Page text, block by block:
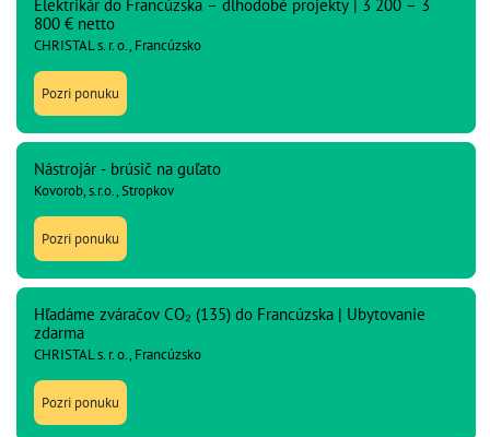
Elektrikár do Francúzska – dlhodobé projekty | 3 200 – 3
800 € netto
CHRISTAL s. r. o., Francúzsko
Pozri ponuku
Nástrojár - brúsič na guľato
Kovorob, s.r.o., Stropkov
Pozri ponuku
Hľadáme zváračov CO₂ (135) do Francúzska | Ubytovanie
zdarma
CHRISTAL s. r. o., Francúzsko
Pozri ponuku